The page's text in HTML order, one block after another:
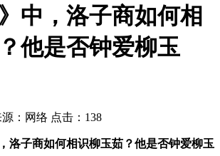
中，洛子商如何相
他是否钟爱柳玉
源：网络 点击： 138
洛子商如何相识柳玉茹？他是否钟爱柳玉